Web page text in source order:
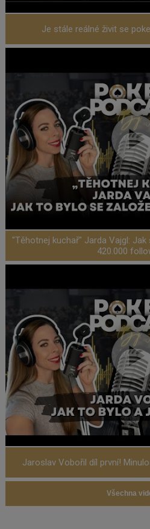
Je stále reálné živit se
"Těhotnej kuchař" Jarda Vajgl:
420.000
Jaroslav Vobořil díl první!
Všechna